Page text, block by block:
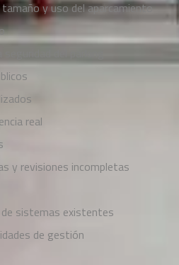
y uso del aparcamiento
del parking
real
y revisiones incompletas
sistemas existentes
de gestión